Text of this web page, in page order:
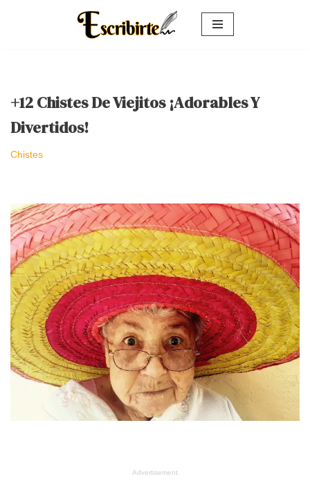
+12 Chistes De Viejitos ¡Adorables Y
Divertidos!
Chistes
Advertisement